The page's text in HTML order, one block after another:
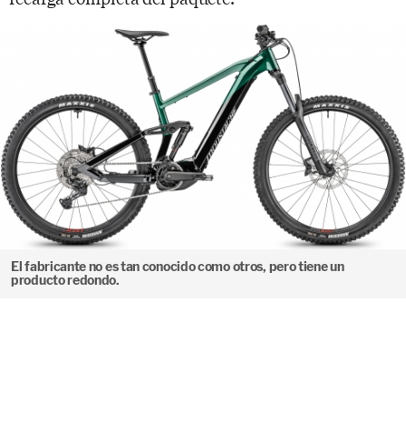
El fabricante no es tan conocido como otros, pero tiene un
producto redondo.